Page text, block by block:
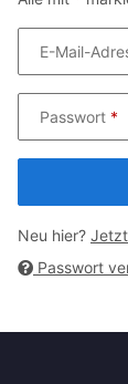
E-Mail-
Passwort
Neu hier?
Passwort